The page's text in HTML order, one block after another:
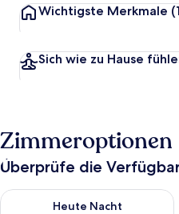
Wichtigste Merkmale
Sich wie zu Hause
Zimmeroptionen
Überprüfe die
Heute Nacht
Überprüfe die Verfügbarkeit